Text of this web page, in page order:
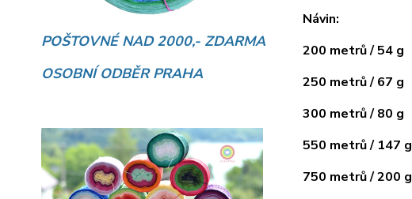
POŠTOVNÉ NAD 2000,- ZDARMA
OSOBNÍ ODBĚR PRAHA
Návin:
200 metrů / 54 g
250 metrů / 67 g
300 metrů / 80 g
550 metrů / 147 g
750 metrů / 200 g